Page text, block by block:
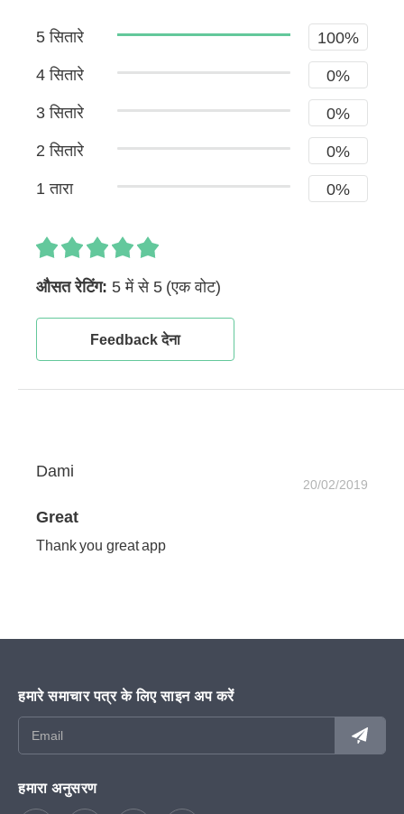
5 सितारे 100%
4 सितारे 0%
3 सितारे 0%
2 सितारे 0%
1 तारा 0%
औसत रेटिंग: 5 में से 5 (एक वोट)
Feedback देना
Dami
20/02/2019
Great
Thank you great app
हमारे समाचार पत्र के लिए साइन अप करें
हमारा अनुसरण